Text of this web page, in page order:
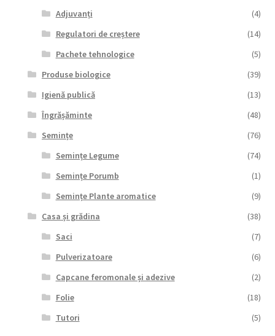
Adjuvanți
(4)
Regulatori de creștere
(14)
Pachete tehnologice
(5)
Produse biologice
(39)
Igienă publică
(13)
Îngrășăminte
(48)
Semințe
(76)
Semințe Legume
(74)
Semințe Porumb
(1)
Semințe Plante aromatice
(9)
Casa și grădina
(38)
Saci
(7)
Pulverizatoare
(6)
Capcane feromonale și adezive
(2)
Folie
(18)
Tutori
(5)